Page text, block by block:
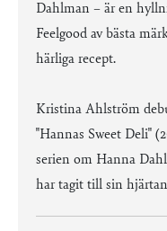
Dahlman – är en
Feelgood av bästa
härliga recept.
Kristina Ahlström
"Hannas Sweet Deli"
serien om Hanna
har tagit till sin